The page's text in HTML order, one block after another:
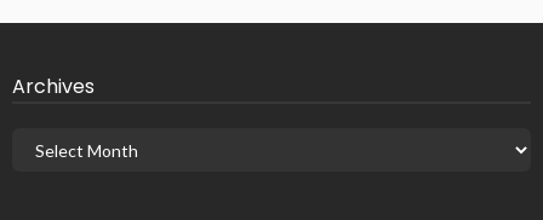
Archives